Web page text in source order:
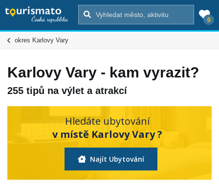
0
okres Karlovy Vary
Karlovy Vary - kam vyrazit?
255 tipů na výlet a atrakcí
Hledáte ubytování
v místě Karlovy Vary ?
Najít Ubytování